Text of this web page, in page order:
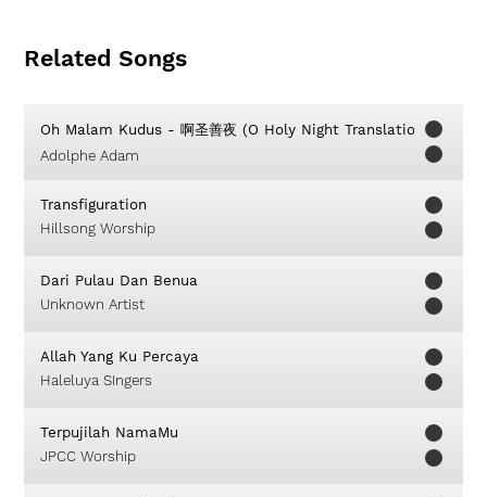
Related Songs
Oh Malam Kudus - 啊圣善夜 (O Holy Night Translation)
Adolphe Adam
Transfiguration
Hillsong Worship
Dari Pulau Dan Benua
Unknown Artist
Allah Yang Ku Percaya
Haleluya SIngers
Terpujilah NamaMu
JPCC Worship